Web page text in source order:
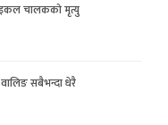
चालकको मृत्यु
सबैभन्दा धेरै